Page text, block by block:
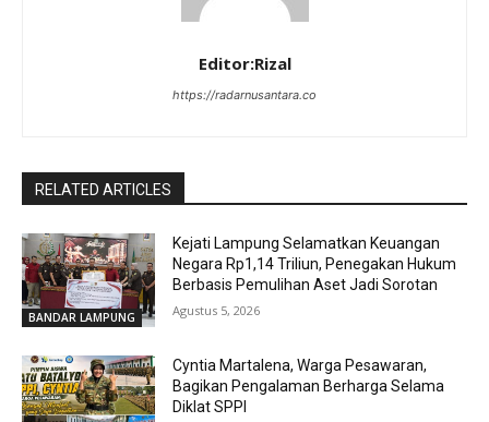
Editor:Rizal
https://radarnusantara.co
RELATED ARTICLES
BANDAR LAMPUNG
Kejati Lampung Selamatkan Keuangan
Negara Rp1,14 Triliun, Penegakan Hukum
Berbasis Pemulihan Aset Jadi Sorotan
Agustus 5, 2026
Cyntia Martalena, Warga Pesawaran,
Bagikan Pengalaman Berharga Selama
Diklat SPPI